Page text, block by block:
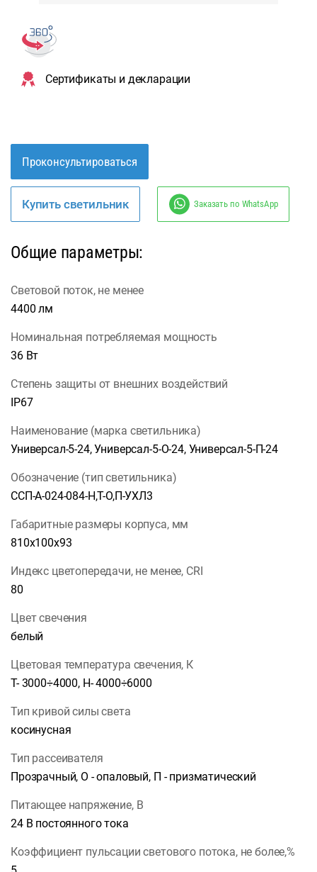
Сертификаты и декларации
Проконсультироваться
Купить светильник Заказать по WhatsApp
Общие параметры:
Световой поток, не менее
4400 лм
Номинальная потребляемая мощность
36 Вт
Степень защиты от внешних воздействий
IP67
Наименование (марка светильника)
Универсал-5-24, Универсал-5-О-24, Универсал-5-П-24
Обозначение (тип светильника)
ССП-А-024-084-Н,Т-О,П-УХЛ3
Габаритные размеры корпуса, мм
810х100х93
Индекс цветопередачи, не менее, CRI
80
Цвет свечения
белый
Цветовая температура свечения, К
Т- 3000÷4000, Н- 4000÷6000
Тип кривой силы света
косинусная
Тип рассеивателя
Прозрачный, О - опаловый, П - призматический
Питающее напряжение, В
24 В постоянного тока
Коэффициент пульсации светового потока, не более,%